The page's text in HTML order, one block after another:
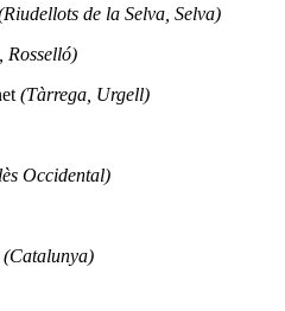
de la Selva, Selva)
Rosselló)
(Tàrrega, Urgell)
Occidental)
(Catalunya)